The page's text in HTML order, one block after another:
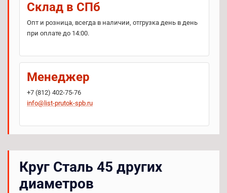
Склад в СПб
Опт и розница, всегда в наличии, отгрузка день в день
при оплате до 14:00.
Менеджер
+7 (812) 402-75-76
info@list-prutok-spb.ru
Круг Сталь 45 других
диаметров